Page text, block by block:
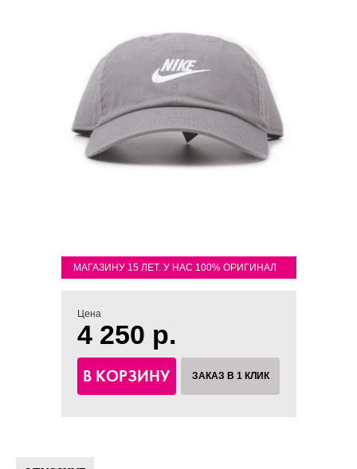
МАГАЗИНУ 15 ЛЕТ. У НАС 100% ОРИГИНАЛ
Цена
4 250 р.
В КОРЗИНУ ЗАКАЗ В 1 КЛИК